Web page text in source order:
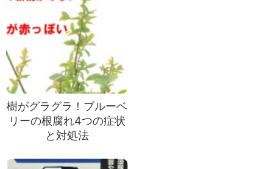
樹がグラグラ！ブルーベ
リーの根腐れ4つの症状
と対処法